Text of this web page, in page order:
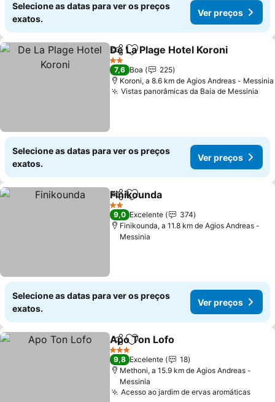
Selecione as datas para ver os preços
exatos.
Ver preços
PartilharAdicionar aos favoritos
De La Plage Hotel Koroni
2 Estrelas
7,6 Boa
225
Koroni, a 8.6 km de Agios Andreas - Messinia
Vistas panorâmicas da Baía de Messinia
Selecione as datas para ver os preços
exatos.
Ver preços
PartilharAdicionar aos favoritos
Finikounda
2 Estrelas
9,0 Excelente
374
Finikounda, a 11.8 km de Agios Andreas -
Messinia
Selecione as datas para ver os preços
exatos.
Ver preços
PartilharAdicionar aos favoritos
Apo Ton Lofo
3 Estrelas
9,8 Excelente
18
Methoni, a 15.9 km de Agios Andreas -
Messinia
Acesso ao jardim de ervas aromáticasVer